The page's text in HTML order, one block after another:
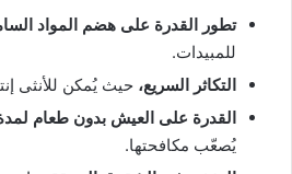
تطور القدرة على هضم المواد
للمبيدات.
التكاثر السريع، حيث يُمكن للأنثى
القدرة على العيش بدون طعام
يُصعّب مكافحتها.